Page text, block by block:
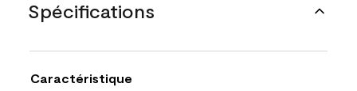
Spécifications
Caractéristique